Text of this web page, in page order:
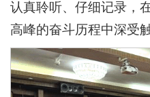
认真聆听、仔细记录，
高峰的奋斗历程中深受触